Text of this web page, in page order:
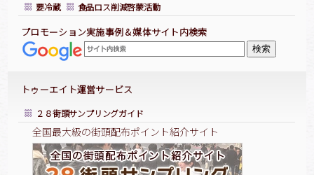
要冷蔵
食品ロス削減啓蒙活動
プロモーション実施事例＆媒体サイト内検索
トゥーエイト運営サービス
２８街頭サンプリングガイド
全国最大級の街頭配布ポイント紹介サイト